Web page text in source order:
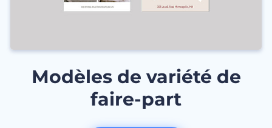
Modèles de variété de
faire-part